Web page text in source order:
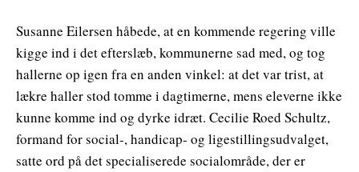
Susanne Eilersen håbede, at en kommende regering ville
kigge ind i det efterslæb, kommunerne sad med, og tog
hallerne op igen fra en anden vinkel: at det var trist, at
lækre haller stod tomme i dagtimerne, mens eleverne ikke
kunne komme ind og dyrke idræt. Cecilie Roed Schultz,
formand for social-, handicap- og ligestillingsudvalget,
satte ord på det specialiserede socialområde, der er